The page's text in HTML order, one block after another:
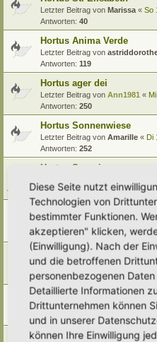
Letzter Beitrag von Marissa « So
Antworten: 40
Hortus Anima Verde
Letzter Beitrag von
Antworten: 119
Hortus ager dei
Letzter Beitrag von Ann1981 «
Antworten: 250
Hortus Sonnenwiese
Letzter Beitrag von Amarille « Di
Antworten: 252
Hortus Somnium
Antworten:277
Hortus Grevenstein
Letzter Beitrag vonAnn1981 «Di
Antworten:417
Hortus roboris animi et
Letzter Beitrag vonSimbienchen
Antworten:154
Hortus Siderum
Letzter Beitrag vonSaarikko«
Antworten:2
Hortus Balea biplicata
Diese Seite nutzt
Technologien von
bestimmter Funktionen.
akzeptieren" klicken,
(Einwilligung). Nach der
und die betroffenen
personenbezogenen
Detaillierte Informationen
Drittunternehmen können
und in unserer
können Ihre Einwilligung